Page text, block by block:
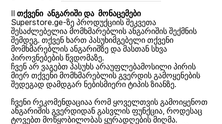
IIთქვენი ანგარიში და მონაცემები
Superstore.ge-ზე პროდუქციის შეკვეთა
შესაძლებელია მომხმარებლის ანგარიშის შექმნის
შემდეგ. თქვენ ხართ პასუხიმგებელი თქვენი
მომხმარებლის ანგარიშზე და მასთან სხვა
პიროვნებების წვდომაზე.
ჩვენ არ ვაგებთ პასუხს არაუფლებამოსილი პირის
მიერ თქვენი მომხმარებლის გვერდის გამოყენების
შედეგად დამდგარ ნებისმიერი ტიპის ზიანზე.
ჩვენი რეკომენდაციაა რომ ყოველთვის გამოიყენოთ
ანგარიშის გვერდიდან გასვლის ფუნქცია, როდესაც
ტოვებთ მოწყობილობას ყურადღების მიღმა.